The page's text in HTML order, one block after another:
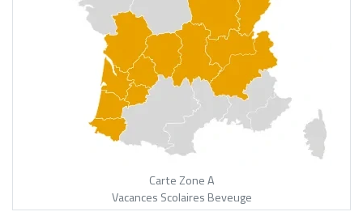
Carte Zone A
Vacances Scolaires Beveuge